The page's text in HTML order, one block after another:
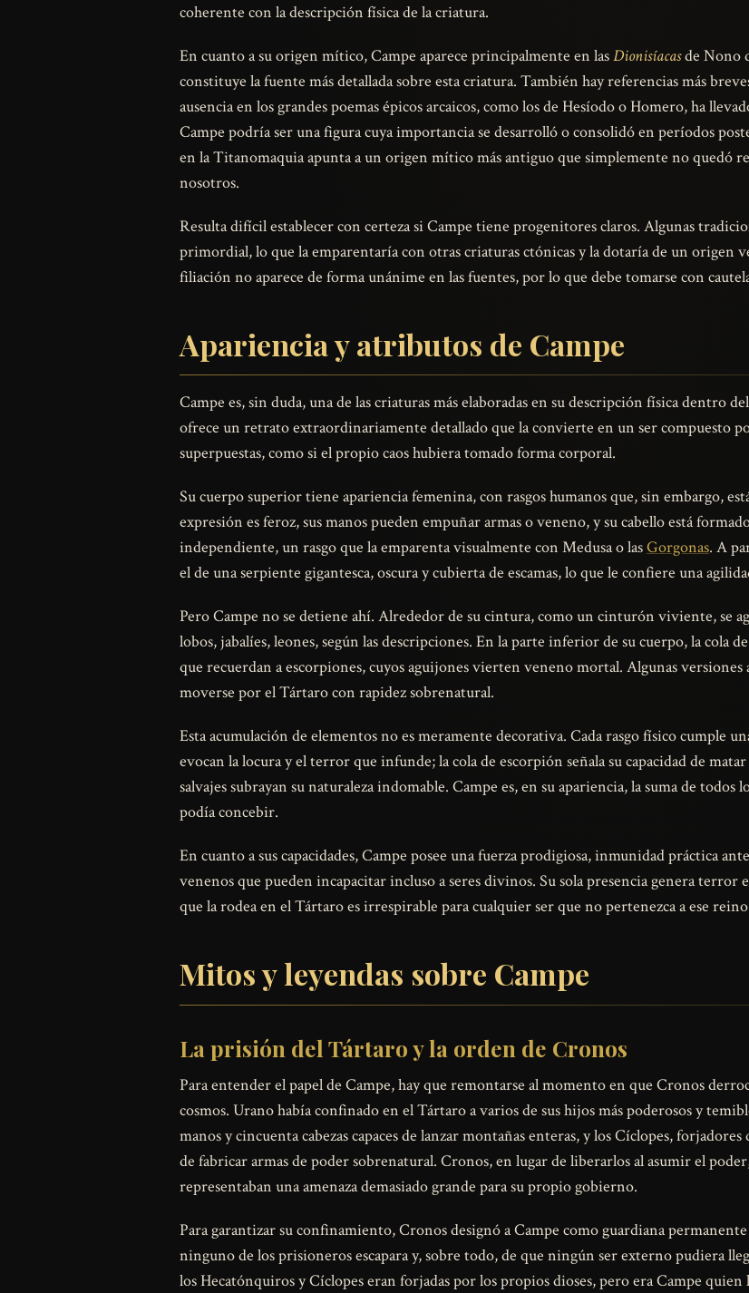
coherente con la descripción física de la criatura.
En cuanto a su origen mítico, Campe aparece principalmente en lasDionisíacasde Nono
constituye la fuente más detallada sobre esta criatura. También hay referencias más
ausencia en los grandes poemas épicos arcaicos, como los de Hesíodo o Homero, ha
Campe podría ser una figura cuya importancia se desarrolló o consolidó en períodos
en la Titanomaquia apunta a un origen mítico más antiguo que simplemente no quedó
nosotros.
Resulta difícil establecer con certeza si Campe tiene progenitores claros. Algunas
primordial, lo que la emparentaría con otras criaturas ctónicas y la dotaría de un origen
filiación no aparece de forma unánime en las fuentes, por lo que debe tomarse con
Apariencia y atributos de Campe
Campe es, sin duda, una de las criaturas más elaboradas en su descripción física dentro
ofrece un retrato extraordinariamente detallado que la convierte en un ser compuesto
superpuestas, como si el propio caos hubiera tomado forma corporal.
Su cuerpo superior tiene apariencia femenina, con rasgos humanos que, sin embargo,
expresión es feroz, sus manos pueden empuñar armas o veneno, y su cabello está
independiente, un rasgo que la emparenta visualmente con Medusa o lasGorgonas. A
el de una serpiente gigantesca, oscura y cubierta de escamas, lo que le confiere una
Pero Campe no se detiene ahí. Alrededor de su cintura, como un cinturón viviente, se
lobos, jabalíes, leones, según las descripciones. En la parte inferior de su cuerpo, la cola
que recuerdan a escorpiones, cuyos aguijones vierten veneno mortal. Algunas versiones
moverse por el Tártaro con rapidez sobrenatural.
Esta acumulación de elementos no es meramente decorativa. Cada rasgo físico cumple
evocan la locura y el terror que infunde; la cola de escorpión señala su capacidad de matar
salvajes subrayan su naturaleza indomable. Campe es, en su apariencia, la suma de
podía concebir.
En cuanto a sus capacidades, Campe posee una fuerza prodigiosa, inmunidad práctica
venenos que pueden incapacitar incluso a seres divinos. Su sola presencia genera terror
que la rodea en el Tártaro es irrespirable para cualquier ser que no pertenezca a ese
Mitos y leyendas sobre Campe
La prisión del Tártaro y la orden de Cronos
Para entender el papel de Campe, hay que remontarse al momento en que Cronos
cosmos. Urano había confinado en el Tártaro a varios de sus hijos más poderosos y
manos y cincuenta cabezas capaces de lanzar montañas enteras, y los Cíclopes,
de fabricar armas de poder sobrenatural. Cronos, en lugar de liberarlos al asumir el
representaban una amenaza demasiado grande para su propio gobierno.
Para garantizar su confinamiento, Cronos designó a Campe como guardiana
ninguno de los prisioneros escapara y, sobre todo, de que ningún ser externo pudiera
los Hecatónquiros y Cíclopes eran forjadas por los propios dioses, pero era Campe